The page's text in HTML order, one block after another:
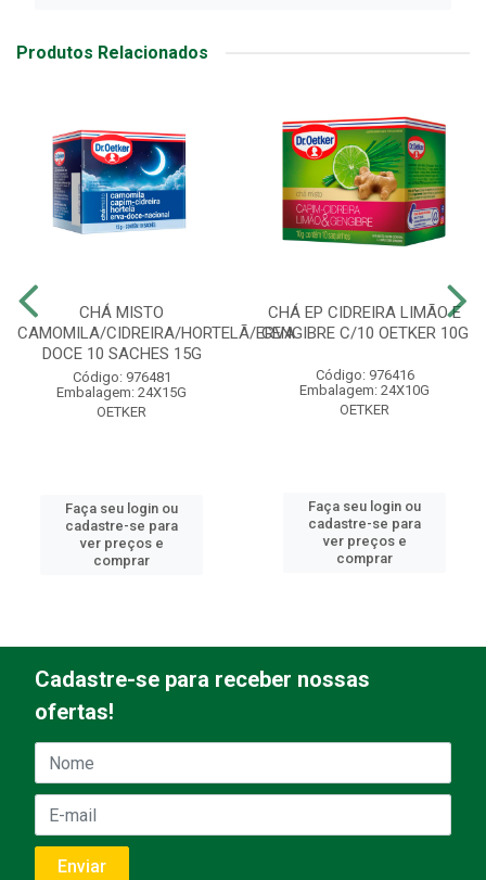
Produtos Relacionados
CHÁ MISTO
CAMOMILA/CIDREIRA/HORTELÃ/ERVA
DOCE 10 SACHES 15G
Código: 976481
Embalagem: 24X15G
OETKER
Faça seu login ou
cadastre-se para
ver preços e
comprar
CHÁ EP CIDREIRA LIMÃO E
GENGIBRE C/10 OETKER 10G
Código: 976416
Embalagem: 24X10G
OETKER
Faça seu login ou
cadastre-se para
ver preços e
comprar
Cadastre-se para receber nossas
ofertas!